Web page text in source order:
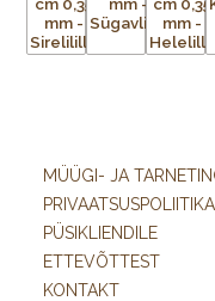
MÜÜGI- JA
PRIVAATSUSPOLIITIKA
PÜSIKLIENDILE
ETTEVÕTTEST
KONTAKT